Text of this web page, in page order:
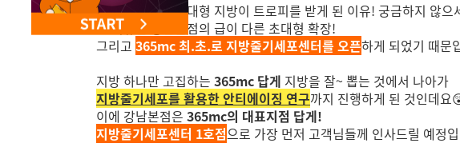
강남본점이 멋진 대형 지방이 트로피를 받게 된 이유! 궁금하지 않으
그 이유는 강남본점의 급이 다른 초대형 확장!
그리고 365mc 최.초.로 지방줄기세포센터를 오픈하게 되었기 때문
지방 하나만 고집하는 365mc 답게 지방을 잘~ 뽑는 것에서 나아가
지방줄기세포를 활용한 안티에이징 연구까지 진행하게 된 것인데요
이에 강남본점은 365mc의 대표지점 답게!
지방줄기세포센터 1호점으로 가장 먼저 고객님들께 인사드릴 예정